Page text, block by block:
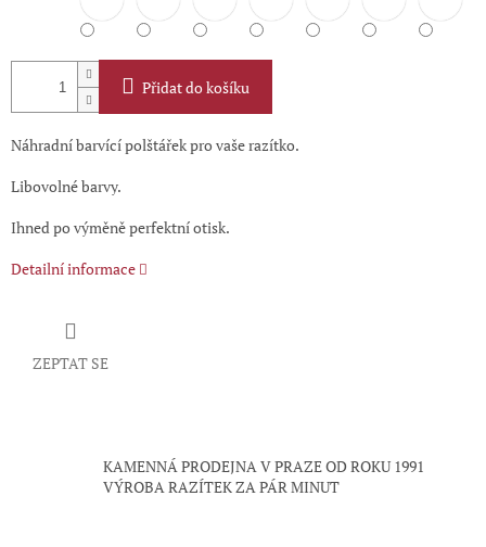
Přidat do košíku
Náhradní barvící polštářek pro vaše razítko.
Libovolné barvy.
Ihned po výměně perfektní otisk.
Detailní informace
ZEPTAT SE
KAMENNÁ PRODEJNA V PRAZE OD ROKU 1991
VÝROBA RAZÍTEK ZA PÁR MINUT